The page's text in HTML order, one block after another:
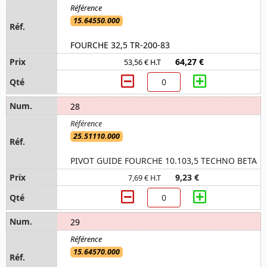
15.64550.000
FOURCHE 32,5 TR-200-83
53,56 € H.T 64,27 €
28
25.51110.000
PIVOT GUIDE FOURCHE 10.103,5 TECHNO BETA
7,69 € H.T 9,23 €
29
15.64570.000